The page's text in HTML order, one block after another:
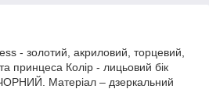
- золотий, акриловий, торцевий,
принцеса Колір - лицьовий бік
Матеріал – дзеркальний